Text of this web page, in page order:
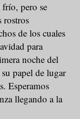
pero se
rostros
de los cuales
para
noche del
papel de lugar
Esperamos
llegando a la